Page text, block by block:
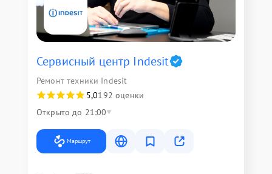
Сервисный центр Indesit
Ремонт техники Indesit
5,0192 оценки
Открыто до 21:00
Маршрут